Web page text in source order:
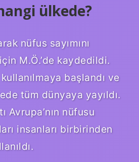
ülkede?
nüfus sayımını
M.Ö.’de kaydedildi.
başlandı ve
tüm dünyaya yayıldı.
Avrupa’nın nüfusu
insanları birbirinden